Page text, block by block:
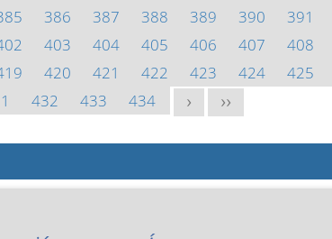
386 387 388 389 390 391
403 404 405 406 407 408
420 421 422 423 424 425
432 433 434 > >>